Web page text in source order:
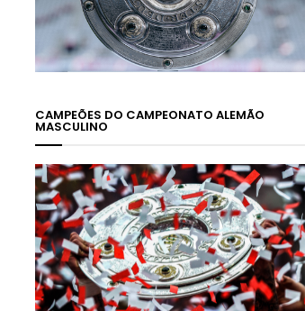
CAMPEÕES DO CAMPEONATO ALEMÃO
MASCULINO